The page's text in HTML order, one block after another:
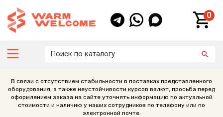
0
В связи с отсутствием стабильности в поставках представленного
оборудования, а также неустойчивости курсов валют, просьба перед
оформлением заказа на сайте уточнять информацию по актуальной
стоимости и наличию у наших сотрудников по телефону или по
электронной почте.